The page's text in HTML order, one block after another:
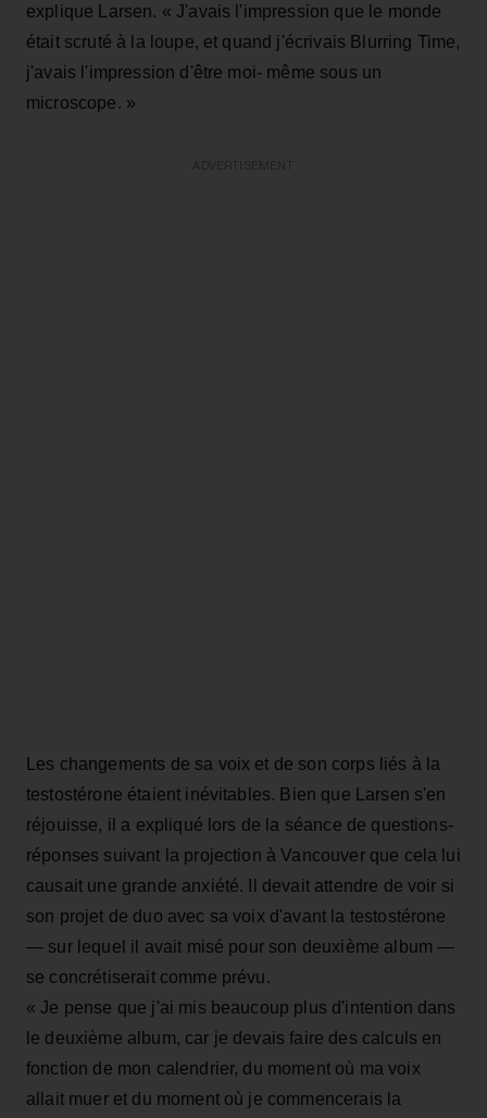
explique Larsen. « J'avais l'impression que le monde
était scruté à la loupe, et quand j'écrivais Blurring Time,
j'avais l'impression d'être moi- même sous un
microscope. »
Les changements de sa voix et de son corps liés à la
testostérone étaient inévitables. Bien que Larsen s'en
réjouisse, il a expliqué lors de la séance de questions-
réponses suivant la projection à Vancouver que cela lui
causait une grande anxiété. Il devait attendre de voir si
son projet de duo avec sa voix d'avant la testostérone
— sur lequel il avait misé pour son deuxième album —
se concrétiserait comme prévu.
« Je pense que j'ai mis beaucoup plus d'intention dans
le deuxième album, car je devais faire des calculs en
fonction de mon calendrier, du moment où ma voix
allait muer et du moment où je commencerais la